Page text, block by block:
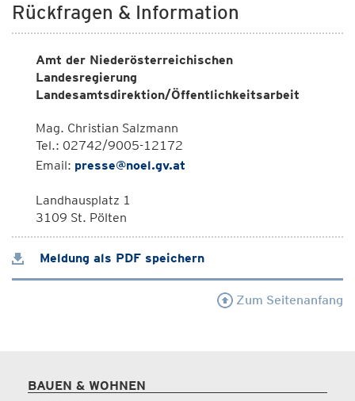
Rückfragen & Information
Amt der Niederösterreichischen
Landesregierung
Landesamtsdirektion/Öffentlichkeitsarbeit
Mag. Christian Salzmann
Tel.: 02742/9005-12172
Email: presse@noel.gv.at
Landhausplatz 1
3109 St. Pölten
Meldung als PDF speichern
Zum Seitenanfang
BAUEN & WOHNEN